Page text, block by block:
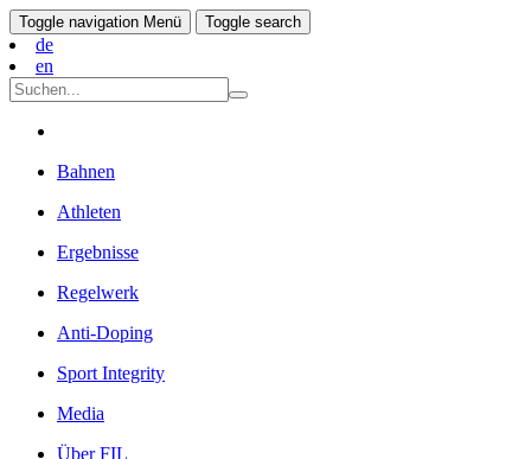
Toggle navigation Menü Toggle search
de
en
Bahnen
Athleten
Ergebnisse
Regelwerk
Anti-Doping
Sport Integrity
Media
Über FIL